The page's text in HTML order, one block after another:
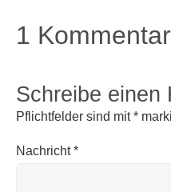
1 Kommentar
Schreibe einen
Pflichtfelder sind mit*
Nachricht*